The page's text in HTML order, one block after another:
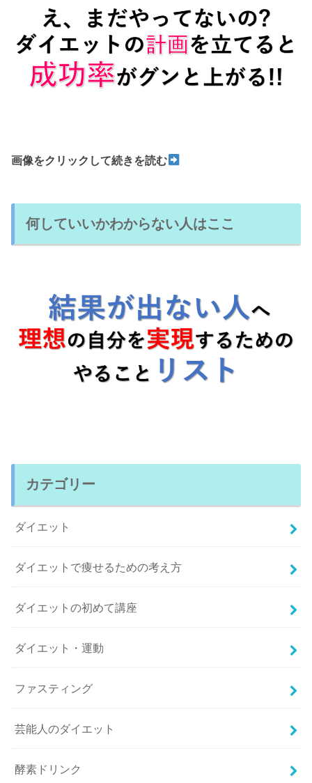
画像をクリックして続きを読む
何していいかわからない人はここ
カテゴリー
ダイエット
ダイエットで痩せるための考え方
ダイエットの初めて講座
ダイエット・運動
ファスティング
芸能人のダイエット
酵素ドリンク